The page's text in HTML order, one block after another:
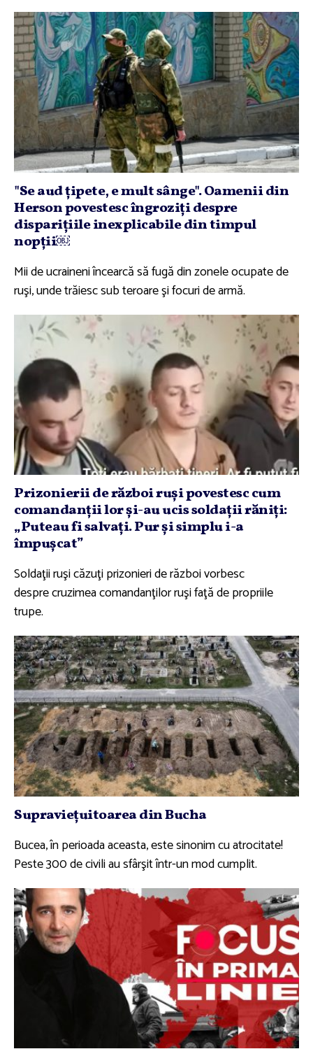
"Se aud ţipete, e mult sânge". Oamenii din
Herson povestesc îngroziţi despre
dispariţiile inexplicabile din timpul
nopţii￼
Mii de ucraineni încearcă să fugă din zonele ocupate de
ruşi, unde trăiesc sub teroare şi focuri de armă.
Prizonierii de război ruşi povestesc cum
comandanţii lor şi-au ucis soldaţii răniţi:
„Puteau fi salvaţi. Pur şi simplu i-a
împuşcat”
Soldaţii ruşi căzuţi prizonieri de război vorbesc
despre cruzimea comandanţilor ruşi faţă de propriile
trupe.
Supravieţuitoarea din Bucha
Bucea, în perioada aceasta, este sinonim cu atrocitate!
Peste 300 de civili au sfârşit într-un mod cumplit.